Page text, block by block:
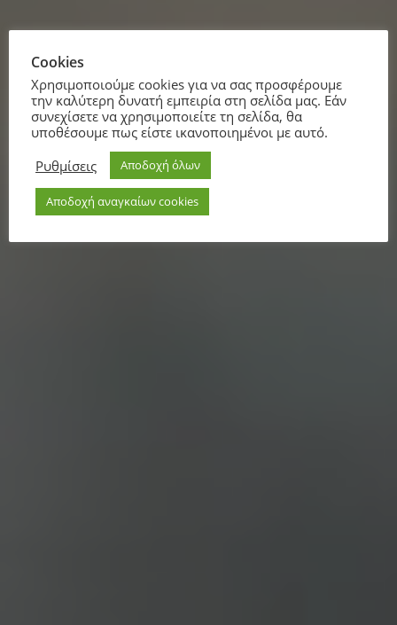
Cookies
Χρησιμοποιούμε cookies για να σας προσφέρουμε
την καλύτερη δυνατή εμπειρία στη σελίδα μας. Εάν
συνεχίσετε να χρησιμοποιείτε τη σελίδα, θα
υποθέσουμε πως είστε ικανοποιημένοι με αυτό.
Ρυθμίσεις
Αποδοχή όλων
Αποδοχή αναγκαίων cookies